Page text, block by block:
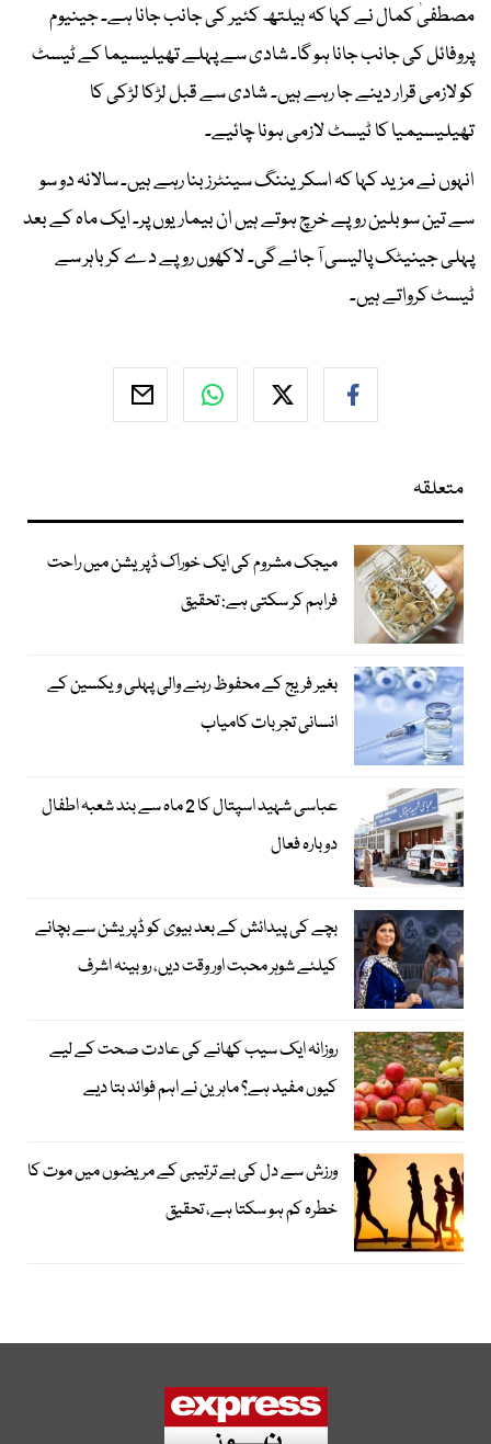
مصطفیٰ کمال نے کہا کہ ہیلتھ کئیر کی جانب جانا ہے۔ جینیوم
پروفائل کی جانب جانا ہو گا۔ شادی سے پہلے تھیلیسیما کے ٹیسٹ
کو لازمی قرار دینے جا رہے ہیں۔ شادی سے قبل لڑکا لڑکی کا
تھیلیسیمیا کا ٹیسٹ لازمی ہونا چائیے۔
انہوں نے مزید کہا کہ اسکریننگ سینٹرز بنا رہے ہیں۔ سالانہ دو سو
سے تین سو بلین روپے خرچ ہوتے ہیں ان بیماریوں پر۔ ایک ماہ کے بعد
پہلی جینیٹک پالیسی آ جائے گی۔ لاکھوں روپے دے کر باہر سے
ٹیسٹ کرواتے ہیں۔
متعلقہ
میجک مشروم کی ایک خوراک ڈپریشن میں راحت
فراہم کر سکتی ہے: تحقیق
بغیر فریج کے محفوظ رہنے والی پہلی ویکسین کے
انسانی تجربات کامیاب
عباسی شہید اسپتال کا 2 ماہ سے بند شعبہ اطفال
دوبارہ فعال
بچے کی پیدائش کے بعد بیوی کو ڈپریشن سے بچانے
کیلئے شوہر محبت اور وقت دیں، روبینہ اشرف
روزانہ ایک سیب کھانے کی عادت صحت کے لیے
کیوں مفید ہے؟ ماہرین نے اہم فوائد بتا دیے
ورزش سے دل کی بے ترتیبی کے مریضوں میں موت کا
خطرہ کم ہو سکتا ہے، تحقیق